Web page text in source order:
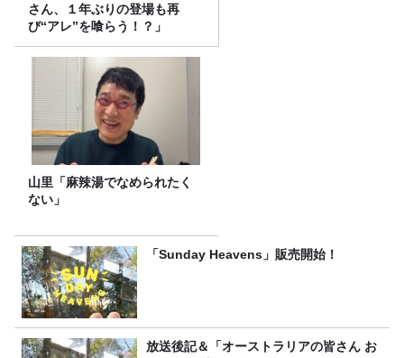
さん、１年ぶりの登場も再
び“アレ”を喰らう！？」
山里「麻辣湯でなめられたく
ない」
「Sunday Heavens」販売開始！
放送後記＆「オーストラリアの皆さん お